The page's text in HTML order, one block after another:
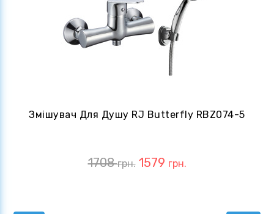
Змішувач Для Душу RJ Butterfly RBZ074-5
1708грн. 1579 грн.